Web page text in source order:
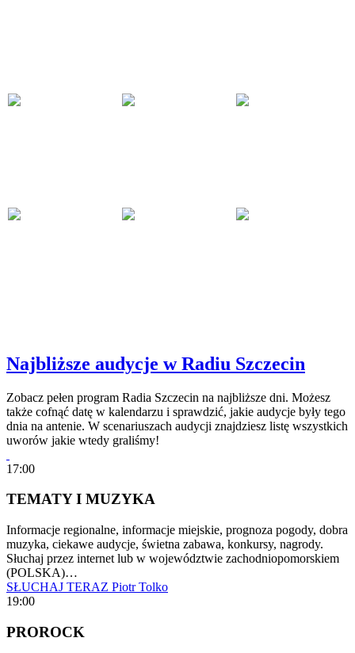
Najbliższe audycje w Radiu Szczecin
Zobacz pełen program Radia Szczecin na najbliższe dni. Możesz
także cofnąć datę w kalendarzu i sprawdzić, jakie audycje były tego
dnia na antenie. W scenariuszach audycji znajdziesz listę wszystkich
uworów jakie wtedy graliśmy!
17:00
TEMATY I MUZYKA
Informacje regionalne, informacje miejskie, prognoza pogody, dobra
muzyka, ciekawe audycje, świetna zabawa, konkursy, nagrody.
Słuchaj przez internet lub w województwie zachodniopomorskiem
(POLSKA)…
SŁUCHAJ TERAZ Piotr Tolko
19:00
PROROCK